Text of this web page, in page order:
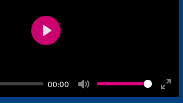
00:00
Mute
Play